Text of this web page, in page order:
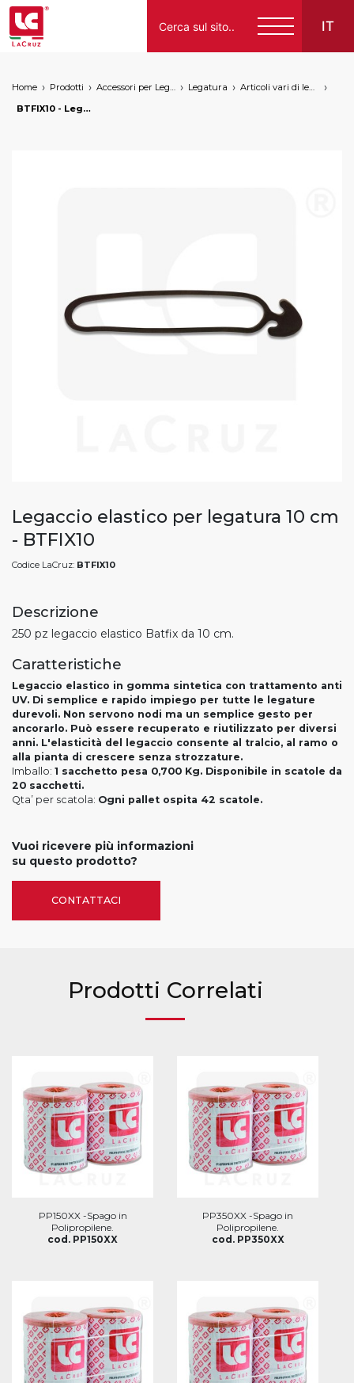
IT
Italiano
Home Prodotti Accessori per Legatura Legatura
Articoli vari di legatura
BTFIX10 - Legaccio elastico per legatura 10 cm, markets: []string{"A", "B", "AU"}
Legaccio elastico per legatura 10 cm
- BTFIX10
Codice LaCruz: BTFIX10
Descrizione
250 pz legaccio elastico Batfix da 10 cm.
Caratteristiche
Legaccio elastico in gomma sintetica con trattamento anti
UV. Di semplice e rapido impiego per tutte le legature
durevoli. Non servono nodi ma un semplice gesto per
ancorarlo. Può essere recuperato e riutilizzato per diversi
anni. L'elasticità del legaccio consente al tralcio, al ramo o
alla pianta di crescere senza strozzature.
Imballo: 1 sacchetto pesa 0,700 Kg. Disponibile in scatole da
20 sacchetti.
Qta’ per scatola: Ogni pallet ospita 42 scatole.
Vuoi ricevere più informazioni
su questo prodotto?
CONTATTACI
Prodotti Correlati
PP150XX -Spago in
Polipropilene.
cod. PP150XX
PP350XX -Spago in
Polipropilene.
cod. PP350XX